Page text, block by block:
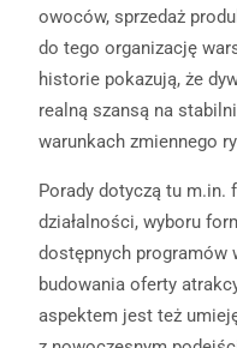
owoców, sprzedaż
do tego organizację
historie pokazują, że
realną szansą na
warunkach zmiennego
Porady dotyczą tu m.in.
działalności, wyboru
dostępnych programów
budowania oferty
aspektem jest też